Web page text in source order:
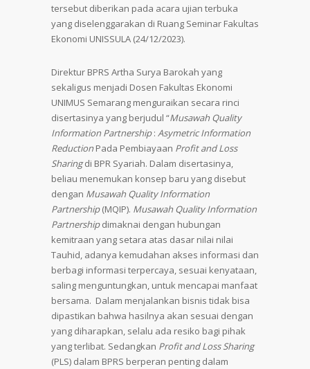
tersebut diberikan pada acara ujian terbuka
yang diselenggarakan di Ruang Seminar Fakultas
Ekonomi UNISSULA (24/12/2023).
Direktur BPRS Artha Surya Barokah yang
sekaligus menjadi Dosen Fakultas Ekonomi
UNIMUS Semarang menguraikan secara rinci
disertasinya yang berjudul “Musawah Quality
Information Partnership: Asymetric Information
Reduction Pada Pembiayaan Profit and Loss
Sharingdi BPR Syariah. Dalam disertasinya,
beliau menemukan konsep baru yang disebut
dengan Musawah Quality Information
Partnership(MQIP). Musawah Quality Information
Partnershipdimaknai dengan hubungan
kemitraan yang setara atas dasar nilai nilai
Tauhid, adanya kemudahan akses informasi dan
berbagi informasi terpercaya, sesuai kenyataan,
saling menguntungkan, untuk mencapai manfaat
bersama. Dalam menjalankan bisnis tidak bisa
dipastikan bahwa hasilnya akan sesuai dengan
yang diharapkan, selalu ada resiko bagi pihak
yang terlibat. Sedangkan Profit and Loss Sharing
(PLS) dalam BPRS berperan penting dalam